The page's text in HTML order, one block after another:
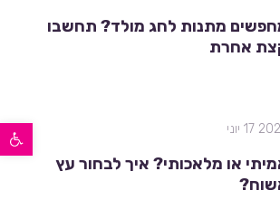
פתח סרגל נגישות
מתנות לחג מולד? תחשבו
אחרת
17 יוני
או מלאכותי? איך לבחור עץ